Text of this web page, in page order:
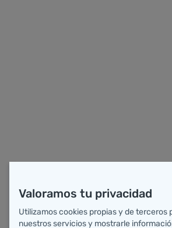
Valoramos tu privacidad
Utilizamos cookies propias y de terceros
nuestros servicios y mostrarle